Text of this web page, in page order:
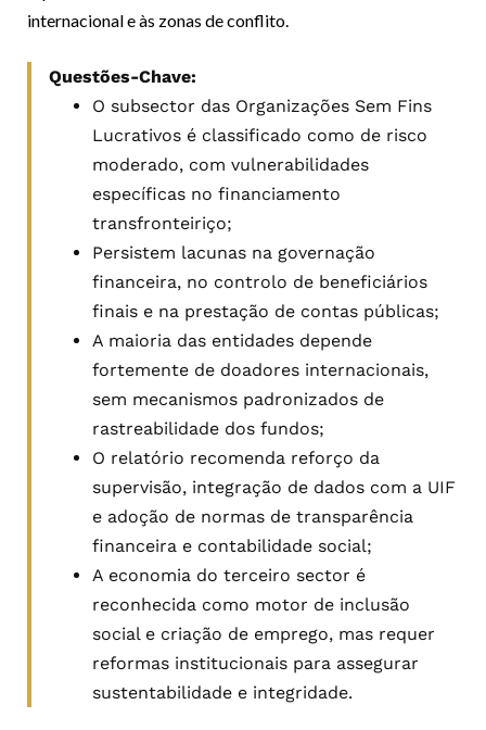
internacional e às zonas de conflito.
Questões-Chave:
O subsector das Organizações Sem Fins
Lucrativos é classificado como de risco
moderado, com vulnerabilidades
específicas no financiamento
transfronteiriço;
Persistem lacunas na governação
financeira, no controlo de beneficiários
finais e na prestação de contas públicas;
A maioria das entidades depende
fortemente de doadores internacionais,
sem mecanismos padronizados de
rastreabilidade dos fundos;
O relatório recomenda reforço da
supervisão, integração de dados com a UIF
e adoção de normas de transparência
financeira e contabilidade social;
A economia do terceiro sector é
reconhecida como motor de inclusão
social e criação de emprego, mas requer
reformas institucionais para assegurar
sustentabilidade e integridade.